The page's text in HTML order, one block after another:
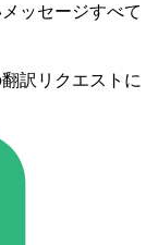
ッセージすべて
訳リクエストに